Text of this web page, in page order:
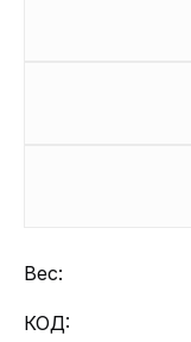
Вес:
КОД: